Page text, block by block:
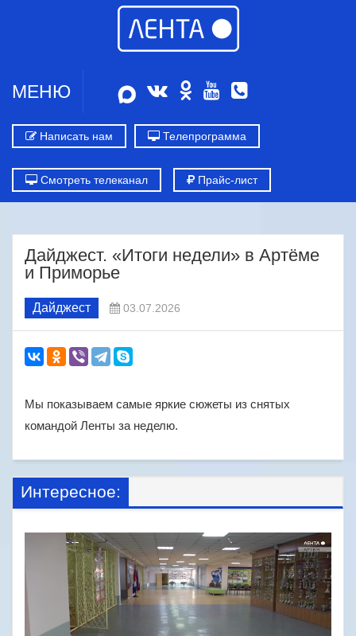
МЕНЮ
Написать нам Телепрограмма
Смотреть телеканал Прайс-лист
Дайджест. «Итоги недели» в Артёме
и Приморье
Дайджест 03.07.2026
Мы показываем самые яркие сюжеты из снятых
командой Ленты за неделю.
Интересное: